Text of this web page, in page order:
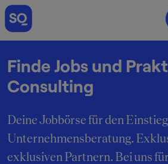
Finde Jobs und
Consulting
Deine Jobbörse für den
Unternehmensberatung.
exklusiven Partnern. Bei uns